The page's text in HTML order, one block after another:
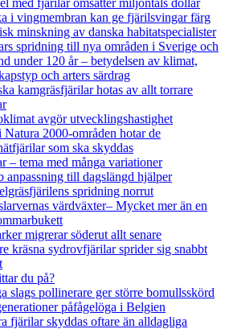
i vingmembran kan ge fjärilsvingar färg
minskning av danska habitatspecialister
spridning till nya områden i Sverige och
under 120 år– betydelsen av klimat,
och arters särdrag
kamgräsfjärilar hotas av allt torrare
avgör utvecklingshastighet
Natura 2000-områden hotar de
som ska skyddas
– tema med många variationer
anpassning till dagslängd hjälper
spridning norrut
värdväxter– Mycket mer än en
migrerar söderut allt senare
kräsna sydrovfjärilar sprider sig snabbt
du på?
slags pollinerare ger större bomullsskörd
påfågelöga i Belgien
fjärilar skyddas oftare än alldagliga